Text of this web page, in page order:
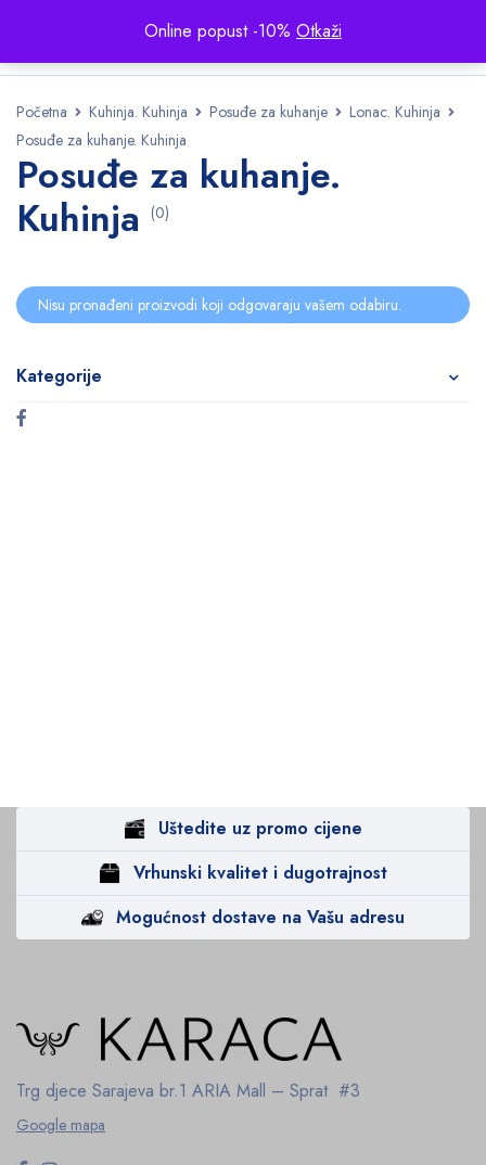
Online popust -10% Otkaži
Početna Kuhinja. Kuhinja Posuđe za kuhanje
Lonac. Kuhinja
Posuđe za kuhanje. Kuhinja
Posuđe za kuhanje.
Kuhinja (0)
Kategorije
Nisu pronađeni proizvodi koji odgovaraju vašem odabiru.
Uštedite uz promo cijene
Vrhunski kvalitet i dugotrajnost
Mogućnost dostave na Vašu adresu
Trg djece Sarajeva br.1 ARIA Mall – Sprat #3
Google mapa